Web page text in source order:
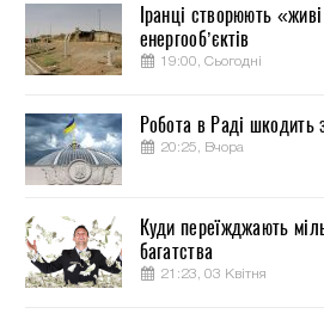
Іранці створюють
енергооб’єктів
19:00, Сьогодні
Робота в Раді шкодить
20:25, Вчора
Куди переїжджають
багатства
21:23, 03 Квітня